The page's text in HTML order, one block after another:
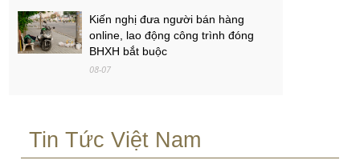
Kiến nghị đưa người bán hàng
online, lao động công trình đóng
BHXH bắt buộc
08-07
08-07
Tin Tức Việt Nam